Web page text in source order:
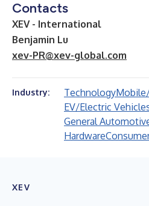
Contacts
XEV - International
Benjamin Lu
xev-PR@xev-global.com
Industry: Technology
EV/Electric
General
Hardware
XEV